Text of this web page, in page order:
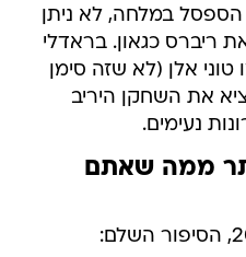
במלחה, לא ניתן
ריברס כגאון. בראדלי
טוני אלן (לא שזה סימן
את השחקן היריב
נעימים.
ממה שאתם